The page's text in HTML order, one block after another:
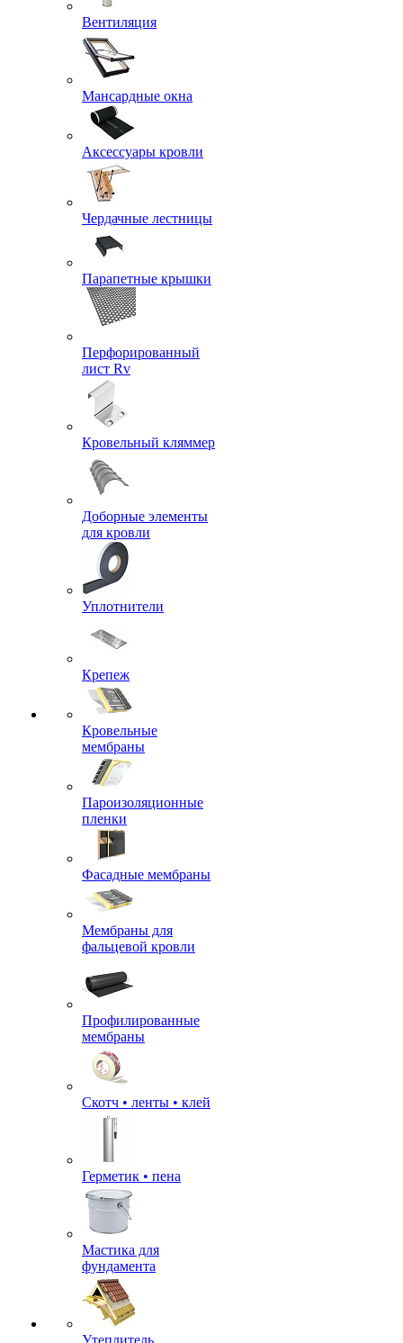
Вентиляция
Мансардные окна
Аксессуары кровли
Чердачные лестницы
Парапетные крышки
Перфорированный
лист Rv
Кровельный кляммер
Доборные элементы
для кровли
Уплотнители
Крепеж
Кровельные
мембраны
Пароизоляционные
пленки
Фасадные мембраны
Мембраны для
фальцевой кровли
Профилированные
мембраны
Скотч • ленты • клей
Герметик • пена
Мастика для
фундамента
Утеплитель